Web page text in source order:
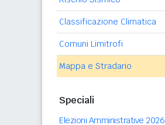
Classificazione Climatica
Comuni Limitrofi
Mappa e Stradario
Speciali
Elezioni Amministrative 2026